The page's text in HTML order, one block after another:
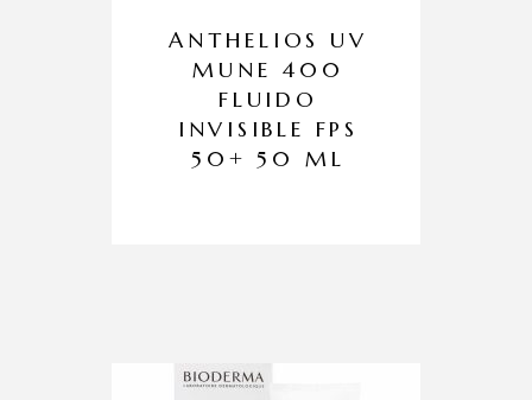
ANTHELIOS UV
MUNE 400
FLUIDO
INVISIBLE FPS
50+ 50 ML